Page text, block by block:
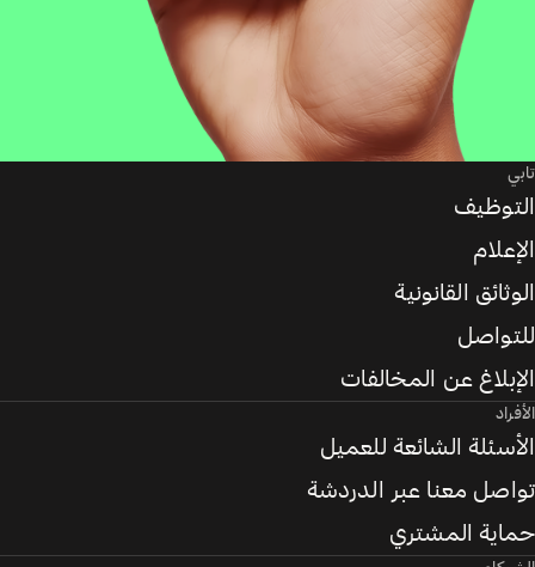
تابي
التوظيف
الإعلام
الوثائق القانونية
للتواصل
الإبلاغ عن المخالفات
الأفراد
الأسئلة الشائعة للعميل
تواصل معنا عبر الدردشة
حماية المشتري